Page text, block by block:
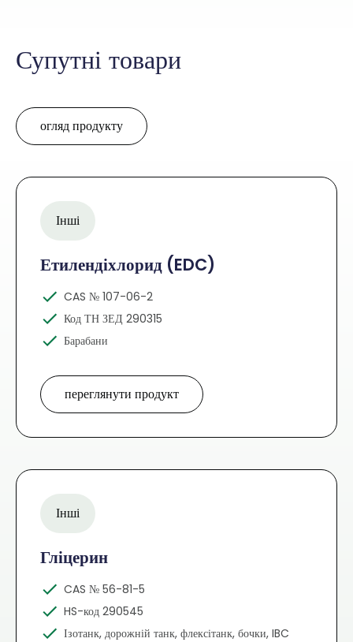
Супутні товари
огляд продукту
Інші
Етилендіхлорид (EDC)
CAS № 107-06-2
Код ТН ЗЕД 290315
Барабани
переглянути продукт
Інші
Гліцерин
CAS № 56-81-5
HS-код 290545
Ізотанк, дорожній танк, флексітанк, бочки, IBC